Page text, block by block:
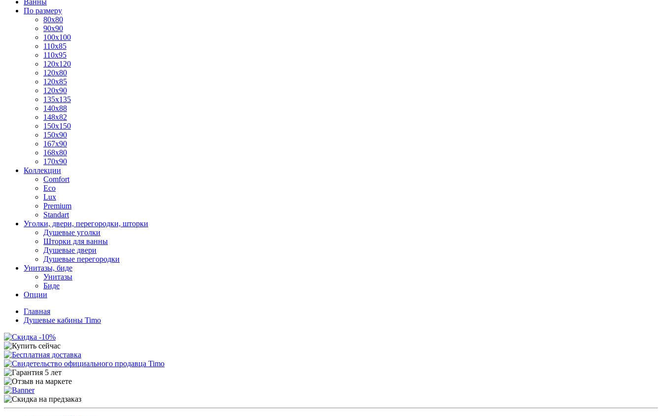
Ванны
По размеру
80x80
90x90
100x100
110x85
110x95
120x120
120x80
120x85
120x90
135x135
140x88
148x82
150x150
150x90
167x90
168x80
170x90
Коллекции
Comfort
Eco
Lux
Premium
Standart
Уголки, двери, перегородки, шторки
Душевые уголки
Шторки для ванны
Душевые двери
Душевые перегородки
Унитазы, биде
Унитазы
Биде
Опции
Главная
Душевые кабины Timo